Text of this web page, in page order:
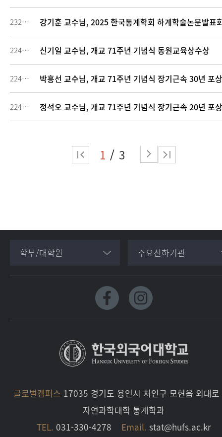
232531 강기훈 교수님, 2025 한국통계학회 하계학술논문발표
224691 신기일 교수님, 개교 71주년 기념식 동원교육상수상
224690 박흥선 교수님, 개교 71주년 기념식 장기근속 30년 포
224686 정석오 교수님, 개교 71주년 기념식 장기근속 20년 포
1 3
학부/대학원 주요산하기관
글로벌캠퍼스 17035 경기도 용인시 처인구 모현읍 외대
자연과학대학 통계학과
TEL. 031-330-4278 Email. stat@hufs.ac.kr